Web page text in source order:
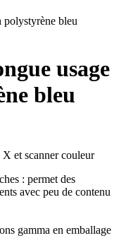
polystyrène bleu
usage
bleu
et scanner couleur
: permet des
avec peu de contenu
gamma en emballage